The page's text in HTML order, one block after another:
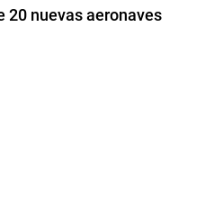
20 nuevas aeronaves